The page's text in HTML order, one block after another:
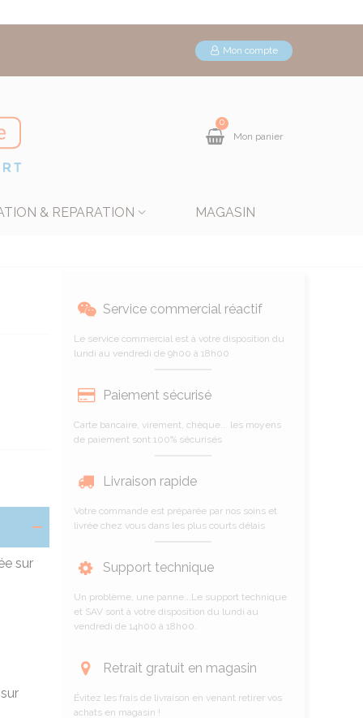
Mon compte
0
Mon panier
& REPARATION MAGASIN
sur
Service commercial réactif
Le service commercial est à votre disposition du
lundi au vendredi de 9h00 à 18h00
Paiement sécurisé
Carte bancaire, virement, chèque... les moyens
de paiement sont 100% sécurisés
Livraison rapide
Votre commande est préparée par nos soins et
livrée chez vous dans les plus courts délais
Support technique
Un problème, une panne...Le support technique
et SAV sont à votre disposition du lundi au
vendredi de 14h00 à 18h00.
Retrait gratuit en magasin
Évitez les frais de livraison en venant retirer vos
achats en magasin !